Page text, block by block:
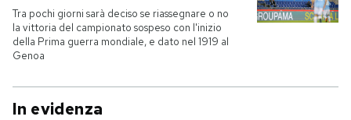
Tra pochi giorni sarà deciso se riassegnare o no
la vittoria del campionato sospeso con l'inizio
della Prima guerra mondiale, e dato nel 1919 al
Genoa
In evidenza